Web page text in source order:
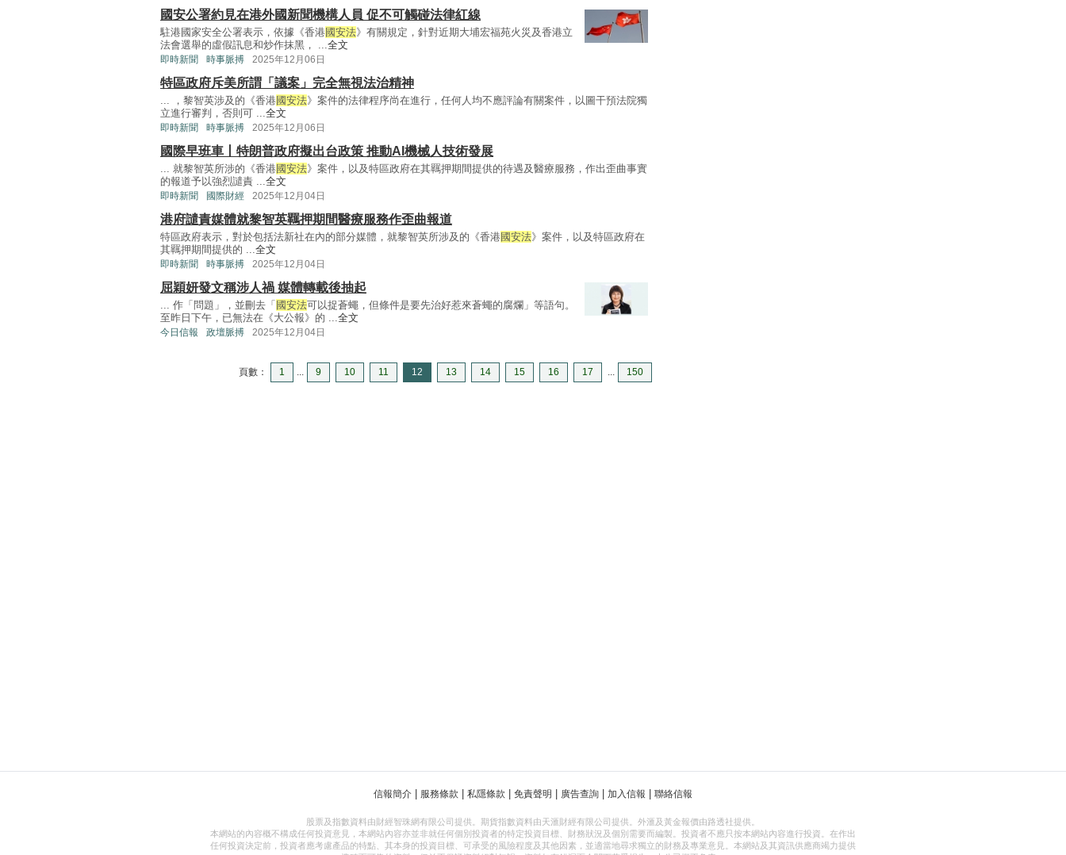
國安公署約見在港外國新聞機構人員 促不可觸碰法律紅線
駐港國家安全公署表示，依據《香港國安法》有關規定，針對近期大埔宏福苑火災及香港立
法會選舉的虛假訊息和炒作抹黑， ...全文
即時新聞 時事脈搏 2025年12月06日
特區政府斥美所謂「議案」完全無視法治精神
... ，黎智英涉及的《香港國安法》案件的法律程序尚在進行，任何人均不應評論有關案件，以圖干預法院獨
立進行審判，否則可 ...全文
即時新聞 時事脈搏 2025年12月06日
國際早班車丨特朗普政府擬出台政策 推動AI機械人技術發展
... 就黎智英所涉的《香港國安法》案件，以及特區政府在其羈押期間提供的待遇及醫療服務，作出歪曲事實
的報道予以強烈譴責 ...全文
即時新聞 國際財經 2025年12月04日
港府譴責媒體就黎智英羈押期間醫療服務作歪曲報道
特區政府表示，對於包括法新社在內的部分媒體，就黎智英所涉及的《香港國安法》案件，以及特區政府在
其羈押期間提供的 ...全文
即時新聞 時事脈搏 2025年12月04日
屈穎妍發文稱涉人禍 媒體轉載後抽起
... 作「問題」，並刪去「 國安法可以捉蒼蠅，但條件是要先治好惹來蒼蠅的腐爛」等語句。
至昨日下午，已無法在《大公報》的 ...全文
今日信報 政壇脈搏 2025年12月04日
頁數： 1 ... 9 10 11 12 13 14 15 16 17 ... 150
信報簡介 服務條款 私隱條款 免責聲明 廣告查詢 加入信報 聯絡信報
股票及指數資料由財經智珠網有限公司提供。期貨指數資料由天滙財經有限公司提供。外滙及黃金報價由路透社提供。
本網站的內容概不構成任何投資意見，本網站內容亦並非就任何個別投資者的特定投資目標、財務狀況及個別需要而編製。投資者不應只按本網站內容進行投資。在作出
任何投資決定前，投資者應考慮產品的特點、其本身的投資目標、可承受的風險程度及其他因素，並適當地尋求獨立的財務及專業意見。本網站及其資訊供應商竭力提供